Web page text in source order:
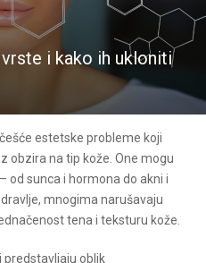
i kako ih ukloniti
estetske probleme koji
obzira na tip kože. One mogu
od sunca i hormona do akni i
mnogima narušavaju
tena i teksturu kože.
predstavljaju oblik